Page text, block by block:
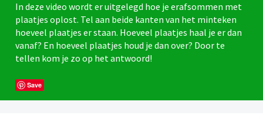
In deze video wordt er uitgelegd hoe je erafsommen met
plaatjes oplost. Tel aan beide kanten van het minteken
hoeveel plaatjes er staan. Hoeveel plaatjes haal je er dan
vanaf? En hoeveel plaatjes houd je dan over? Door te
tellen kom je zo op het antwoord!
Save